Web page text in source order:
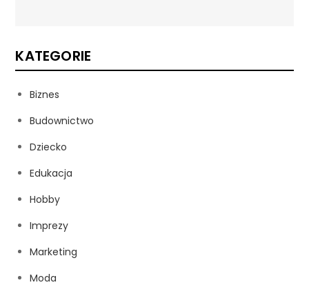
KATEGORIE
Biznes
Budownictwo
Dziecko
Edukacja
Hobby
Imprezy
Marketing
Moda